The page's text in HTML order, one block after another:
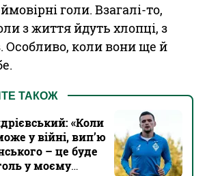
голи. Взагалі-то,
з життя йдуть хлопці, з
Особливо, коли вони ще й
ТАКОЖ
«Коли
у війні, вип’ю
– це буде
у моєму